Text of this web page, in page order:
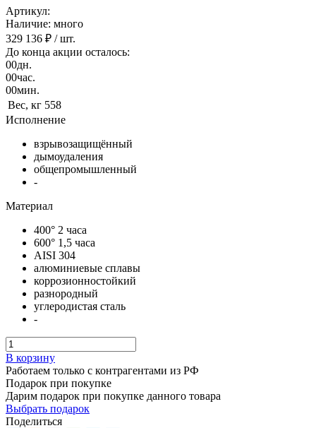
Артикул:
Наличие: много
329 136 ₽ / шт.
До конца акции осталось:
00дн.
00час.
00мин.
Вес, кг 558
Исполнение
взрывозащищённый
дымоудаления
общепромышленный
-
Материал
400° 2 часа
600° 1,5 часа
AISI 304
алюминиевые сплавы
коррозионностойкий
разнородный
углеродистая сталь
-
В корзину
Работаем только с контрагентами из РФ
Подарок при покупке
Дарим подарок при покупке данного товара
Выбрать подарок
Поделиться